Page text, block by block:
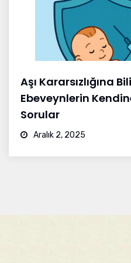
Aşı Kararsızlığına
Ebeveynlerin
Sorular
Aralık 2, 2025